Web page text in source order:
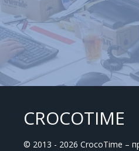
CROCOTIME
© 2013 - 2026 CrocoTime –